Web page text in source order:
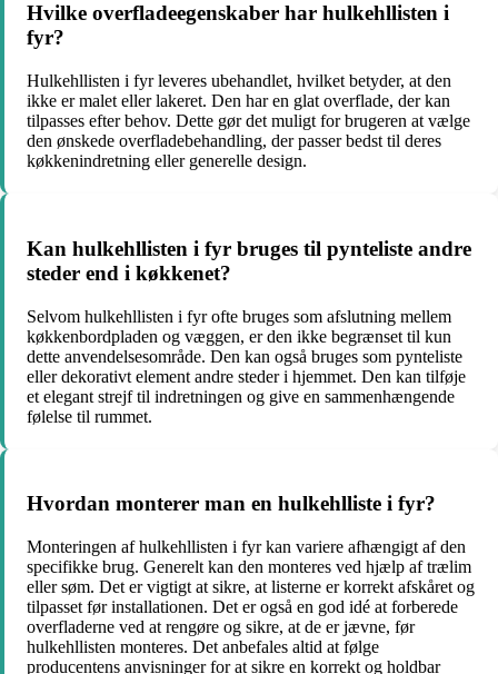
Hvilke overfladeegenskaber har hulkehllisten i
fyr?
Hulkehllisten i fyr leveres ubehandlet, hvilket betyder, at den
ikke er malet eller lakeret. Den har en glat overflade, der kan
tilpasses efter behov. Dette gør det muligt for brugeren at vælge
den ønskede overfladebehandling, der passer bedst til deres
køkkenindretning eller generelle design.
Kan hulkehllisten i fyr bruges til pynteliste andre
steder end i køkkenet?
Selvom hulkehllisten i fyr ofte bruges som afslutning mellem
køkkenbordpladen og væggen, er den ikke begrænset til kun
dette anvendelsesområde. Den kan også bruges som pynteliste
eller dekorativt element andre steder i hjemmet. Den kan tilføje
et elegant strejf til indretningen og give en sammenhængende
følelse til rummet.
Hvordan monterer man en hulkehlliste i fyr?
Monteringen af hulkehllisten i fyr kan variere afhængigt af den
specifikke brug. Generelt kan den monteres ved hjælp af trælim
eller søm. Det er vigtigt at sikre, at listerne er korrekt afskåret og
tilpasset før installationen. Det er også en god idé at forberede
overfladerne ved at rengøre og sikre, at de er jævne, før
hulkehllisten monteres. Det anbefales altid at følge
producentens anvisninger for at sikre en korrekt og holdbar